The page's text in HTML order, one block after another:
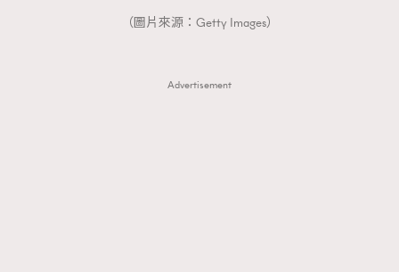
（圖片來源：Getty Images）
Advertisement